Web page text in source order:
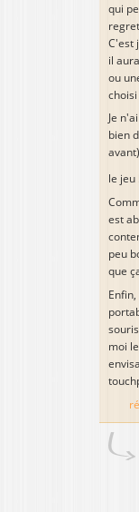
qui
C'est
il
ou
Je
bien
le jeu
est
peu
que
moi